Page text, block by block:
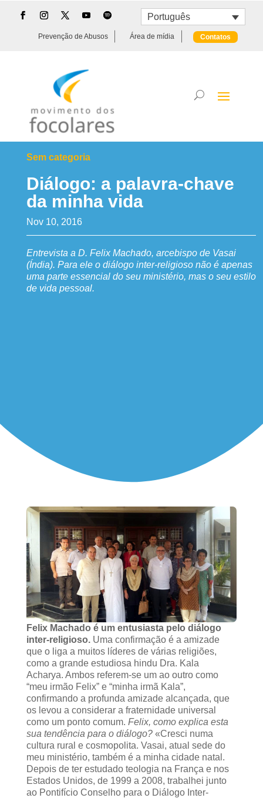
Português
Prevenção de Abusos Área de mídia Contatos
Sem categoria
Diálogo: a palavra-chave
da minha vida
Nov 10, 2016
Entrevista a D. Felix Machado, arcebispo de Vasai
(Índia). Para ele o diálogo inter-religioso não é apenas
uma parte essencial do seu ministério, mas o seu estilo
de vida pessoal.
Felix Machado é um entusiasta pelo diálogo
inter-religioso.Uma confirmação é a amizade
que o liga a muitos líderes de várias religiões,
como a grande estudiosa hindu Dra. Kala
Acharya. Ambos referem-se um ao outro como
“meu irmão Felix” e “minha irmã Kala”,
confirmando a profunda amizade alcançada, que
os levou a considerar a fraternidade universal
como um ponto comum. Felix, como explica esta
sua tendência para o diálogo?«Cresci numa
cultura rural e cosmopolita. Vasai, atual sede do
meu ministério, também é a minha cidade natal.
Depois de ter estudado teologia na França e nos
Estados Unidos, de 1999 a 2008, trabalhei junto
ao Pontifício Conselho para o Diálogo Inter-